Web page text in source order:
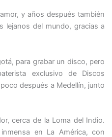
y años después también
lejanos del mundo, gracias a
para grabar un disco, pero
exclusivo de Discos
después a Medellín, junto
cerca de la Loma del Indio.
en La América, con